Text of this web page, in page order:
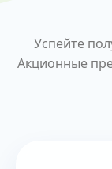
Успейте
Акционные